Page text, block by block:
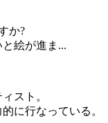
か?
絵が進ま...
スト。
に行なっている。